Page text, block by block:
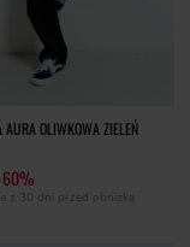
AURA OLIWKOWA ZIELEŃ
z 30 dni przed obniżką